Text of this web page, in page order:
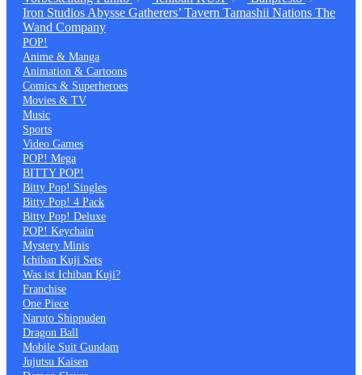
Iron Studios Abysse Gatherers’ Tavern Tamashii Nations The
Wand Company
POP!
Anime & Manga
Animation & Cartoons
Comics & Superheroes
Movies & TV
Music
Sports
Video Games
POP! Mega
BITTY POP!
Bitty Pop! Singles
Bitty Pop! 4 Pack
Bitty Pop! Deluxe
POP! Keychain
Mystery Minis
Ichiban Kuji Sets
Was ist Ichiban Kuji?
Franchise
One Piece
Naruto Shippuden
Dragon Ball
Mobile Suit Gundam
Jujutsu Kaisen